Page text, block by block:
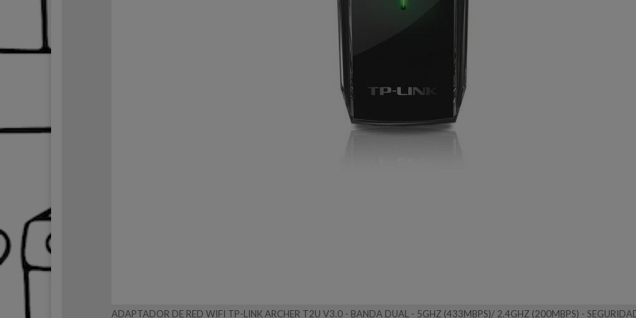
ADAPTADOR DE RED WIFI TP-LINK ARCHER T2U V3.0 - BANDA DUAL - 5GHZ (433MBPS)/ 2.4GHZ (200MBPS) -